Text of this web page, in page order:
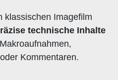
klassischen Imagefilm
technische Inhalte
Kommentaren.